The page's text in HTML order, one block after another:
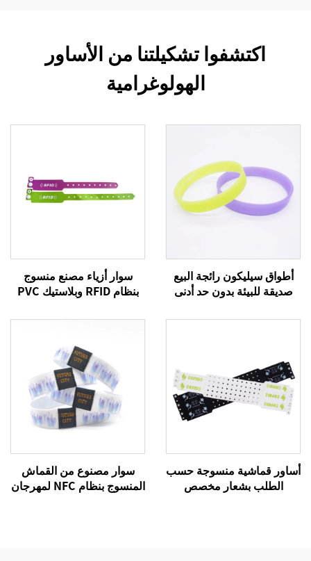
اكتشفوا تشكيلتنا من الأساور
الهولوغرامية
أطواق سيليكون رائجة البيع
صديقة للبيئة بدون حد أدنى
مع شعار مخصص
سوار أزياء مصنع منسوج
بنظام RFID وبلاستيك PVC
أساور قماشية منسوجة حسب
الطلب بشعار مخصص
سوار مصنوع من القماش
المنسوج بنظام NFC لمهرجان